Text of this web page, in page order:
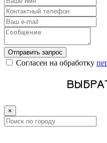
Отправить запрос
Cогласен на обработку
×